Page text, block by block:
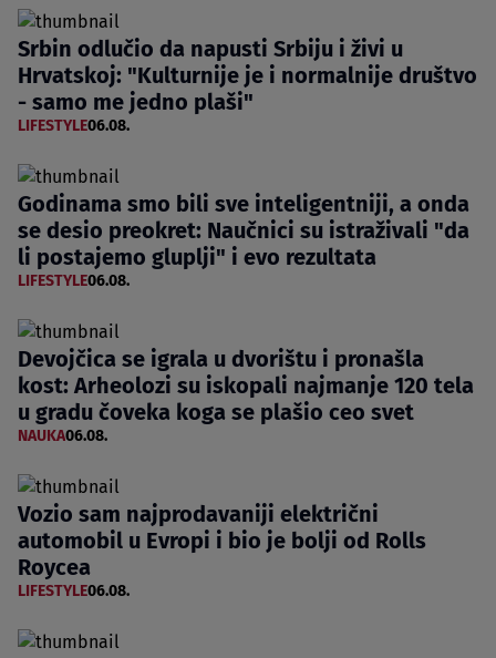
Srbin odlučio da napusti Srbiju i živi u
Hrvatskoj: "Kulturnije je i normalnije društvo
- samo me jedno plaši"
LIFESTYLE06.08.
Godinama smo bili sve inteligentniji, a onda
se desio preokret: Naučnici su istraživali "da
li postajemo gluplji" i evo rezultata
LIFESTYLE06.08.
Devojčica se igrala u dvorištu i pronašla
kost: Arheolozi su iskopali najmanje 120 tela
u gradu čoveka koga se plašio ceo svet
NAUKA06.08.
Vozio sam najprodavaniji električni
automobil u Evropi i bio je bolji od Rolls
Roycea
LIFESTYLE06.08.